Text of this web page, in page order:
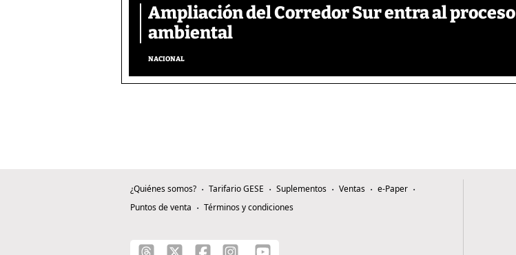
Ampliación del Corredor Sur entra al proceso
ambiental
NACIONAL
¿Quiénes somos? Tarifario GESE Suplementos Ventas
e-Paper
Puntos de venta
Términos y condiciones